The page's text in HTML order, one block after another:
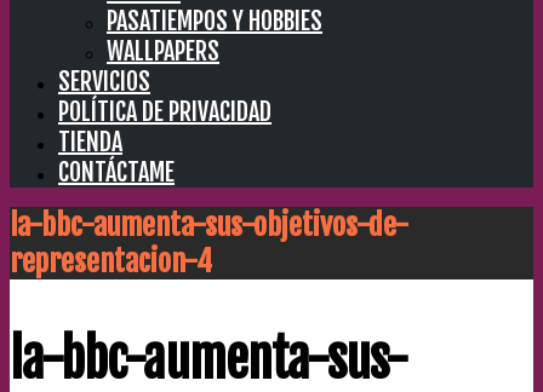
PASATIEMPOS Y HOBBIES
WALLPAPERS
SERVICIOS
POLÍTICA DE PRIVACIDAD
TIENDA
CONTÁCTAME
la-bbc-aumenta-sus-objetivos-de-
representacion-4
la-bbc-aumenta-sus-